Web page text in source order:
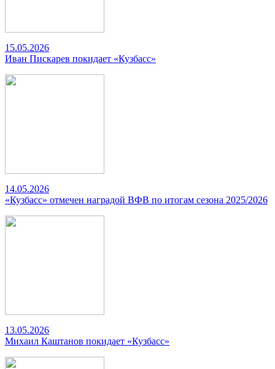
15.05.2026
Иван Пискарев покидает «Кузбасс»
14.05.2026
«Кузбасс» отмечен наградой ВФВ по итогам сезона 2025/2026
13.05.2026
Михаил Каштанов покидает «Кузбасс»